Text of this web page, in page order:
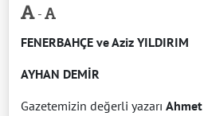
-
FENERBAHÇE veAziz YILDIRIM
AYHAN DEMİR
Gazetemizin değerli yazarı Ahmet